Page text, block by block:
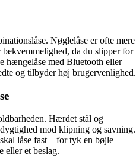
Nøglelåse er ofte mere
da du slipper for
hængelåse med Bluetooth eller
og tilbyder høj brugervenlighed.
Hærdet stål og
mod klipning og savning.
låse fast – for tyk en bøjle
eller et beslag.